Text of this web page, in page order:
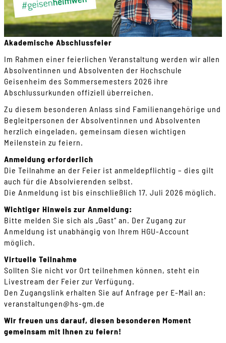
Akademische Abschlussfeier
Im Rahmen einer feierlichen Veranstaltung werden wir allen
Absolventinnen und Absolventen der Hochschule
Geisenheim des Sommersemesters 2026 ihre
Abschlussurkunden offiziell überreichen.
Zu diesem besonderen Anlass sind Familienangehörige und
Begleitpersonen der Absolventinnen und Absolventen
herzlich eingeladen, gemeinsam diesen wichtigen
Meilenstein zu feiern.
Anmeldung erforderlich
Die Teilnahme an der Feier ist anmeldepflichtig – dies gilt
auch für die Absolvierenden selbst.
Die Anmeldung ist bis einschließlich 17. Juli 2026 möglich.
Wichtiger Hinweis zur Anmeldung:
Bitte melden Sie sich als „Gast“ an. Der Zugang zur
Anmeldung ist unabhängig von Ihrem HGU-Account
möglich.
Virtuelle Teilnahme
Sollten Sie nicht vor Ort teilnehmen können, steht ein
Livestream der Feier zur Verfügung.
Den Zugangslink erhalten Sie auf Anfrage per E-Mail an:
veranstaltungen@hs-gm.de
Wir freuen uns darauf, diesen besonderen Moment
gemeinsam mit Ihnen zu feiern!